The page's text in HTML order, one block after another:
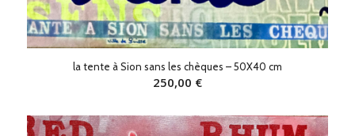
la tente à Sion sans les chèques – 50X40 cm
250,00 €